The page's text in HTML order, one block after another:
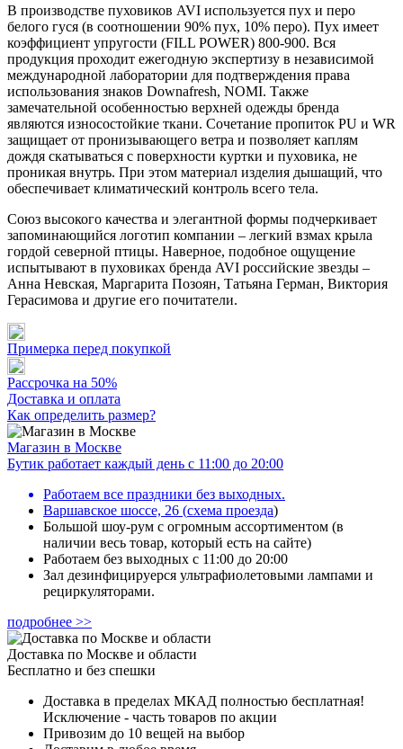
В производстве пуховиков AVI используется пух и перо
белого гуся (в соотношении 90% пух, 10% перо). Пух имеет
коэффициент упругости (FILL POWER) 800-900. Вся
продукция проходит ежегодную экспертизу в независимой
международной лаборатории для подтверждения права
использования знаков Downafresh, NOMI. Также
замечательной особенностью верхней одежды бренда
являются износостойкие ткани. Сочетание пропиток PU и WR
защищает от пронизывающего ветра и позволяет каплям
дождя скатываться с поверхности куртки и пуховика, не
проникая внутрь. При этом материал изделия дышащий, что
обеспечивает климатический контроль всего тела.
Союз высокого качества и элегантной формы подчеркивает
запоминающийся логотип компании – легкий взмах крыла
гордой северной птицы. Наверное, подобное ощущение
испытывают в пуховиках бренда AVI российские звезды –
Анна Невская, Маргарита Позоян, Татьяна Герман, Виктория
Герасимова и другие его почитатели.
Примерка перед покупкой
Рассрочка на 50%
Доставка и оплата
Как определить размер?
Магазин в Москве
Бутик работает каждый день с 11:00 до 20:00
Работаем все праздники без выходных.
Варшавское шоссе, 26 (схема проезда)
Большой шоу-рум с огромным ассортиментом (в
наличии весь товар, который есть на сайте)
Работаем без выходных с 11:00 до 20:00
Зал дезинфицируерся ультрафиолетовыми лампами и
рециркуляторами.
подробнее >>
Доставка по Москве и области
Бесплатно и без спешки
Доставка в пределах МКАД полностью бесплатная!
Исключение - часть товаров по акции
Привозим до 10 вещей на выбор